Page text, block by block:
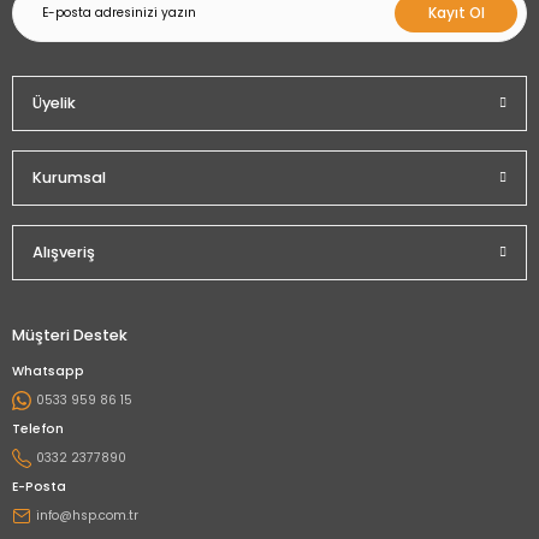
Kayıt Ol
Üyelik
Kurumsal
Alışveriş
Müşteri Destek
Whatsapp
0533 959 86 15
Telefon
0332 2377890
E-Posta
info@hsp.com.tr